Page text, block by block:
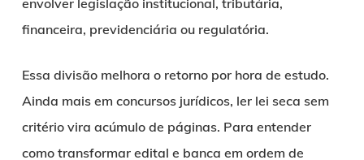
envolver legislação institucional, tributária,
financeira, previdenciária ou regulatória.
Essa divisão melhora o retorno por hora de estudo.
Ainda mais em concursos jurídicos, ler lei seca sem
critério vira acúmulo de páginas. Para entender
como transformar edital e banca em ordem de